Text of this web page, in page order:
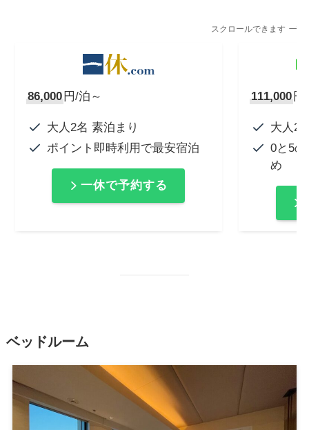
スクロールできます
86,000 円/泊～
大人2名 素泊まり
ポイント即時利用で最安宿泊
一休で予約する
111,000 円
大人2
0と5
め
ベッドルーム